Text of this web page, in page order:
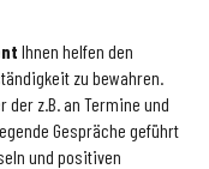
Ihnen helfen den
zu bewahren.
z.B. an Termine und
Gespräche geführt
und positiven